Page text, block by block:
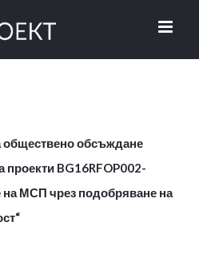
обсъждане
проекти BG16RFOP002-
на МСП чрез подобряване на